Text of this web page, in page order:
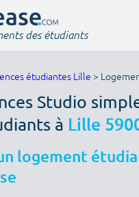
des étudiants
étudiantes Lille >
Studio
à Lille
logement